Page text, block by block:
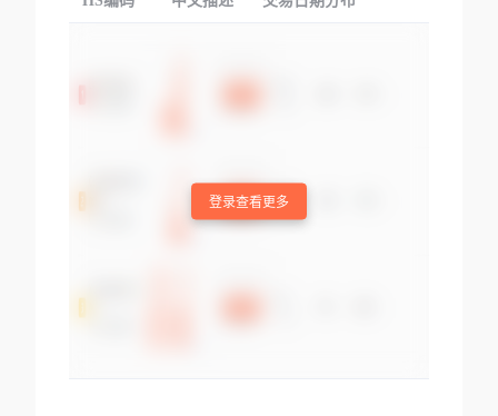
登录查看更多